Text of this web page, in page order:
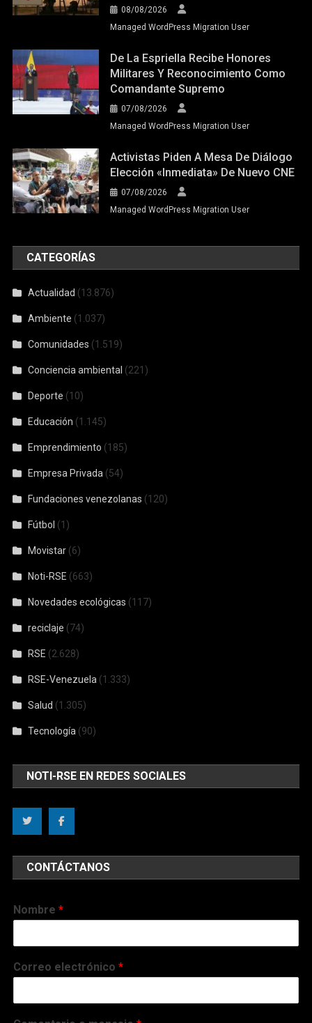
08/08/2026
Managed WordPress Migration User
De La Espriella Recibe Honores
Militares Y Reconocimiento Como
Comandante Supremo
07/08/2026
Managed WordPress Migration User
Activistas Piden A Mesa De Diálogo
Elección «inmediata» De Nuevo CNE
07/08/2026
Managed WordPress Migration User
CATEGORÍAS
Actualidad (13.876)
Ambiente (1.037)
Comunidades (1.519)
Conciencia ambiental (221)
Deporte (10)
Educación (1.145)
Emprendimiento (185)
Empresa Privada (54)
Fundaciones venezolanas (120)
Fútbol (1)
Movistar (6)
Noti-RSE (663)
Novedades ecológicas (117)
reciclaje (74)
RSE (2.628)
RSE-Venezuela (1.333)
Salud (1.305)
Tecnología (90)
NOTI-RSE EN REDES SOCIALES
CONTÁCTANOS
Nombre*
Correo electrónico*